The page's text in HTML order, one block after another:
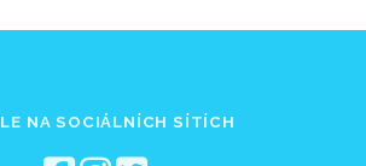
NA SOCIÁLNÍCH SÍTÍCH